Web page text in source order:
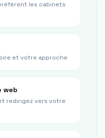
les cabinets
et votre approche
web
redirigez vers votre